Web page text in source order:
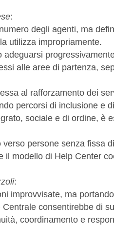
:
degli agenti, ma
utilizza impropriamente.
alle aree di partenza,
al rafforzamento dei
percorsi di inclusione e
sociale e di ordine, è
persone senza fissa
modello di Help Center
:
improvvisate, ma
consentirebbe di
coordinamento e